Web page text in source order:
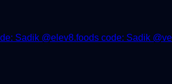
Sadik @elev8.foods code: Sadik